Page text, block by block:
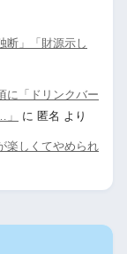
」「財源示し
に「ドリンクバー
に 匿名 より
楽しくてやめられ